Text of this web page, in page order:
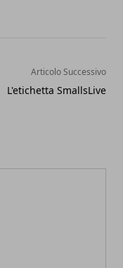
Articolo Successivo
L'etichetta SmallsLive